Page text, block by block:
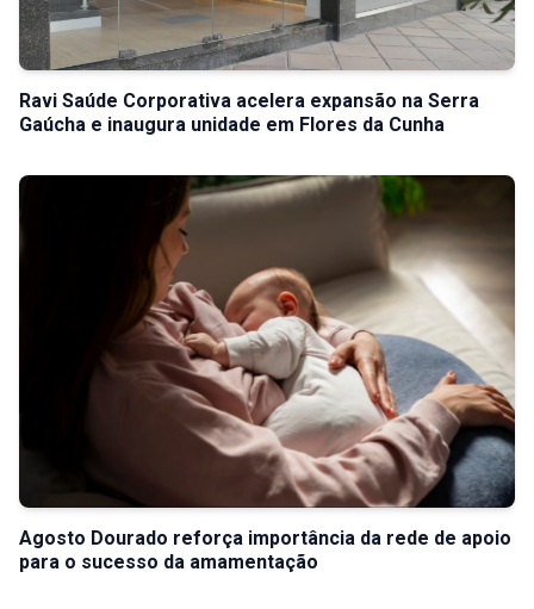
Ravi Saúde Corporativa acelera expansão na Serra
Gaúcha e inaugura unidade em Flores da Cunha
Agosto Dourado reforça importância da rede de apoio
para o sucesso da amamentação